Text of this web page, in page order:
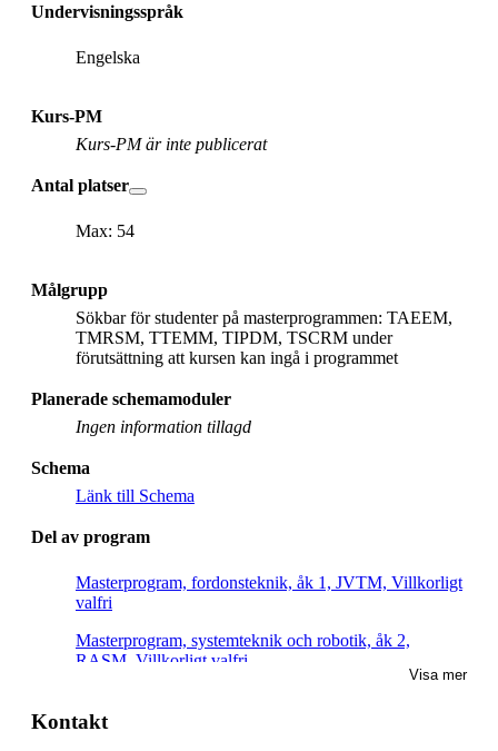
Undervisningsspråk
Engelska
Kurs-PM
Kurs-PM är inte publicerat
Antal platser
Max: 54
Målgrupp
Sökbar för studenter på masterprogrammen: TAEEM,
TMRSM, TTEMM, TIPDM, TSCRM under
förutsättning att kursen kan ingå i programmet
Planerade schemamoduler
Ingen information tillagd
Schema
Länk till Schema
Del av program
Masterprogram, fordonsteknik, åk 1, JVTM, Villkorligt
valfri
Masterprogram, systemteknik och robotik, åk 2,
RASM, Villkorligt valfri
RASM, Villkorligt valfri
Visa mer
Kontakt